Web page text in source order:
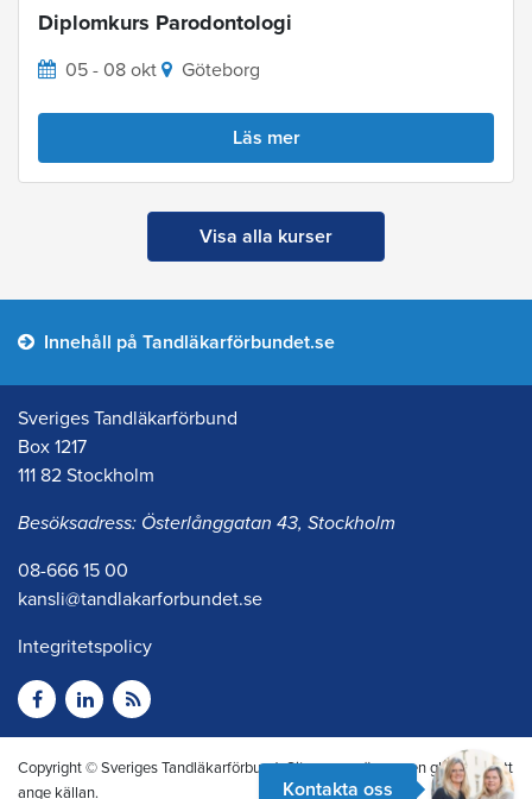
Diplomkurs Parodontologi
05 - 08 okt Göteborg
Läs mer
Visa alla kurser
Kontakta oss
Innehåll på Tandläkarförbundet.se
Sveriges Tandläkarförbund
Box 1217
111 82 Stockholm
Besöksadress: Österlånggatan 43, Stockholm
08-666 15 00
kansli@tandlakarforbundet.se
Integritetspolicy
Copyright © Sveriges Tandläkarförbund. Citera oss gärna men glöm inte att
ange källan.